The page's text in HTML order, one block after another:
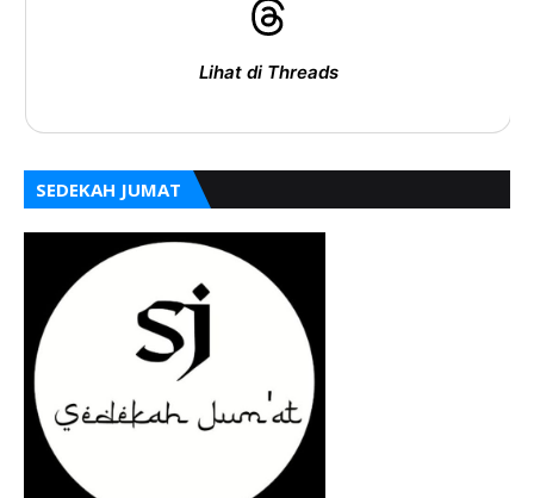
Lihat di Threads
SEDEKAH JUMAT